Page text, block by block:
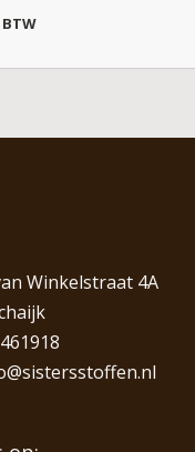
Winkelstraat 4A